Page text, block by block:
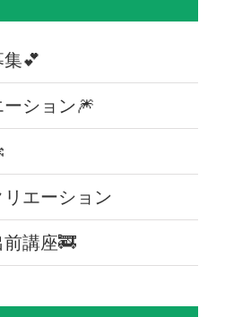
💕
ション🎆
エーション
講座🚒